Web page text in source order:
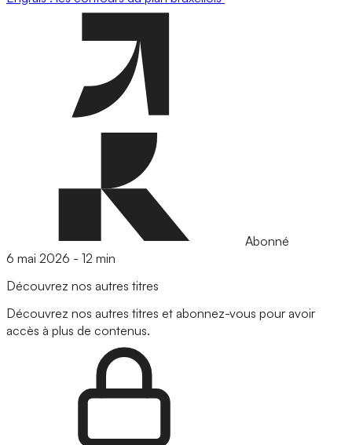
Abonné
6 mai 2026 - 12 min
Découvrez nos autres titres
Découvrez nos autres titres et abonnez-vous pour avoir
accès à plus de contenus.